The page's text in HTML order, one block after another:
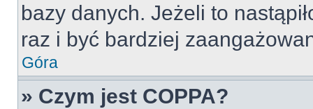
bazy danych. Jeżeli to
raz i być bardziej
Góra
» Czym jest COPPA?